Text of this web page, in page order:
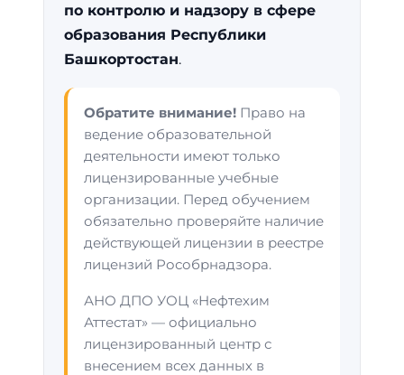
по контролю и надзору в сфере
образования Республики
Башкортостан.
Обратите внимание! Право на
ведение образовательной
деятельности имеют только
лицензированные учебные
организации. Перед обучением
обязательно проверяйте наличие
действующей лицензии в реестре
лицензий Рособрнадзора.
АНО ДПО УОЦ «Нефтехим
Аттестат» — официально
лицензированный центр с
внесением всех данных в